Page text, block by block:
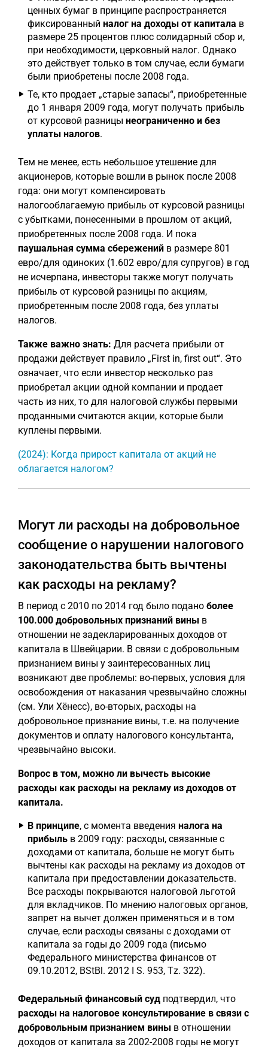
ценных бумаг в принципе распространяется
фиксированный налог на доходы от капитала в
размере 25 процентов плюс солидарный сбор и,
при необходимости, церковный налог. Однако
это действует только в том случае, если бумаги
были приобретены после 2008 года.
Те, кто продает „старые запасы“, приобретенные
до 1 января 2009 года, могут получать прибыль
от курсовой разницы неограниченно и без
уплаты налогов.
Тем не менее, есть небольшое утешение для
акционеров, которые вошли в рынок после 2008
года: они могут компенсировать
налогооблагаемую прибыль от курсовой разницы
с убытками, понесенными в прошлом от акций,
приобретенных после 2008 года. И пока
паушальная сумма сбережений в размере 801
евро/для одиноких (1.602 евро/для супругов) в год
не исчерпана, инвесторы также могут получать
прибыль от курсовой разницы по акциям,
приобретенным после 2008 года, без уплаты
налогов.
Также важно знать: Для расчета прибыли от
продажи действует правило „First in, first out“. Это
означает, что если инвестор несколько раз
приобретал акции одной компании и продает
часть из них, то для налоговой службы первыми
проданными считаются акции, которые были
куплены первыми.
(2024): Когда прирост капитала от акций не
облагается налогом?
Могут ли расходы на добровольное
сообщение о нарушении налогового
законодательства быть вычтены
как расходы на рекламу?
В период с 2010 по 2014 год было подано более
100.000 добровольных признаний вины в
отношении не задекларированных доходов от
капитала в Швейцарии. В связи с добровольным
признанием вины у заинтересованных лиц
возникают две проблемы: во-первых, условия для
освобождения от наказания чрезвычайно сложны
(см. Ули Хёнесс), во-вторых, расходы на
добровольное признание вины, т.е. на получение
документов и оплату налогового консультанта,
чрезвычайно высоки.
Вопрос в том, можно ли вычесть высокие
расходы как расходы на рекламу из доходов от
капитала.
В принципе, с момента введения налога на
прибыль в 2009 году: расходы, связанные с
доходами от капитала, больше не могут быть
вычтены как расходы на рекламу из доходов от
капитала при предоставлении доказательств.
Все расходы покрываются налоговой льготой
для вкладчиков. По мнению налоговых органов,
запрет на вычет должен применяться и в том
случае, если расходы связаны с доходами от
капитала за годы до 2009 года (письмо
Федерального министерства финансов от
09.10.2012, BStBl. 2012 I S. 953, Tz. 322).
Федеральный финансовый суд подтвердил, что
расходы на налоговое консультирование в связи с
добровольным признанием вины в отношении
доходов от капитала за 2002-2008 годы не могут